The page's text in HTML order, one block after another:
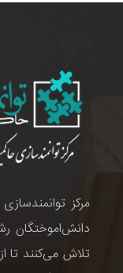
مرکز
دانش‌اموختگان
تلاش می‌کنند تا